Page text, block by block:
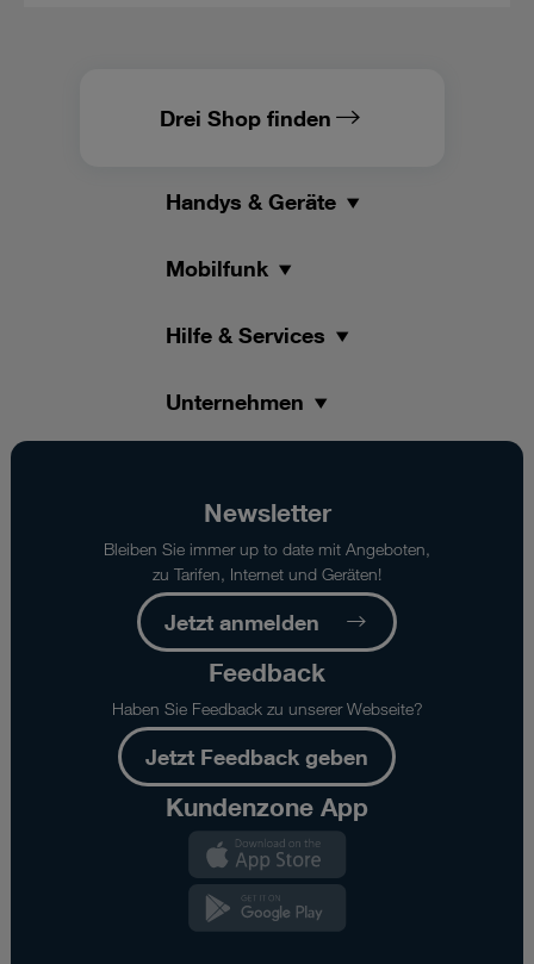
Drei Shop finden
Handys & Geräte
Mobilfunk
Hilfe & Services
Unternehmen
Newsletter
Bleiben Sie immer up to date mit Angeboten,
zu Tarifen, Internet und Geräten!
Jetzt anmelden
Feedback
Haben Sie Feedback zu unserer Webseite?
Jetzt Feedback geben
Kundenzone App